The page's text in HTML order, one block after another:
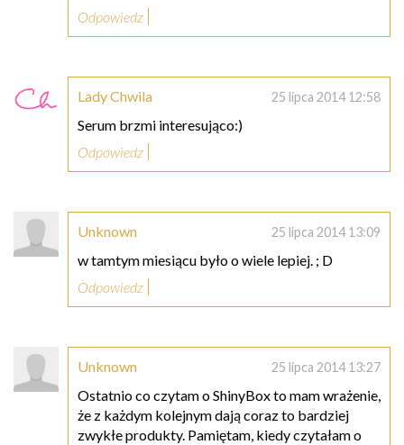
Odpowiedz
Lady Chwila 25 lipca 2014 12:58
Serum brzmi interesująco:)
Odpowiedz
Unknown 25 lipca 2014 13:09
w tamtym miesiącu było o wiele lepiej. ; D
Odpowiedz
Unknown 25 lipca 2014 13:27
Ostatnio co czytam o ShinyBox to mam wrażenie,
że z każdym kolejnym dają coraz to bardziej
zwykłe produkty. Pamiętam, kiedy czytałam o